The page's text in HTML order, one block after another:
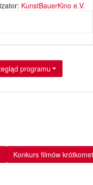
KunstBauerKino e.V.
programu
Konkurs filmów